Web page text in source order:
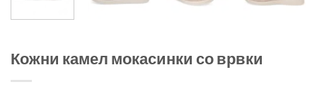
Кожни камел мокасинки со врвки